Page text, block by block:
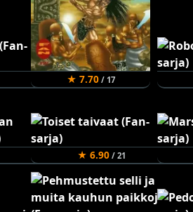
★ 7.70/ 17
★ 6.90/ 21